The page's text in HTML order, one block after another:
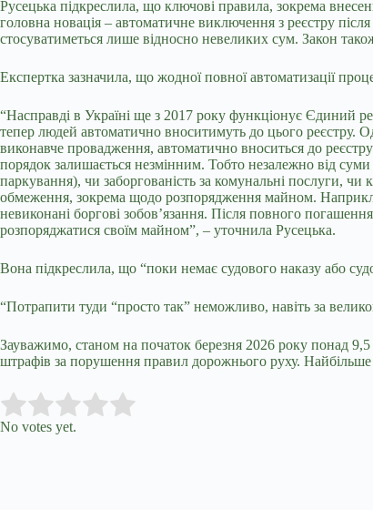
Русецька підкреслила, що ключові правила, зокрема
головна новація – автоматичне виключення з реєстру
стосуватиметься лише відносно невеликих сум. Закон
Експертка зазначила, що жодної повної автоматизації
“Насправді в Україні ще з 2017 року функціонує Єдиний
тепер людей автоматично вноситимуть до цього реєстру.
виконавче провадження, автоматично вноситься до
порядок залишається незмінним. Тобто незалежно від
паркування), чи заборгованість за комунальні послуги,
обмеження, зокрема щодо розпорядження майном.
невиконані боргові зобов’язання. Після повного
розпоряджатися своїм майном”, – уточнила Русецька.
Вона підкреслила, що “поки немає судового наказу або
“Потрапити туди “просто так” неможливо, навіть за
Зауважимо, станом на початок березня 2026 року понад 9,5
штрафів за порушення правил дорожнього руху.
Rate this item:
No votes yet.